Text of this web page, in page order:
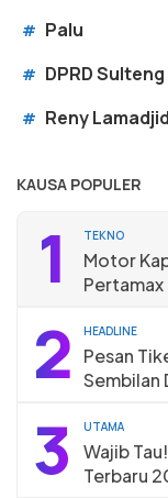
# Palu
# DPRD Sulteng
# Reny
KAUSA POPULER
1 TEKNO
Motor
2 HEADLINE
Pesan
Sembilan
3 UTAMA
Wajib
Terbaru